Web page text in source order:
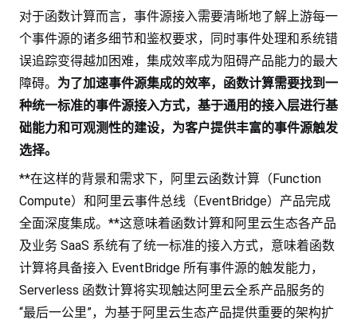
对于函数计算而言，事件源接入需要清晰地了解上游每一
个事件源的诸多细节和鉴权要求，同时事件处理和系统错
误追踪变得越加困难，集成效率成为阻碍产品能力的最大
障碍。 为了加速事件源集成的效率，函数计算需要找到一
种统一标准的事件源接入方式，基于通用的接入层进行基
础能力和可观测性的建设，为客户提供丰富的事件源触发
选择。
**在这样的背景和需求下，阿里云函数计算（Function
Compute）和阿里云事件总线（EventBridge）产品完成
全面深度集成。**这意味着函数计算和阿里云生态各产品
及业务 SaaS 系统有了统一标准的接入方式，意味着函数
计算将具备接入 EventBridge 所有事件源的触发能力，
Serverless 函数计算将实现触达阿里云全系产品服务的
“最后一公里”，为基于阿里云生态产品提供重要的架构扩